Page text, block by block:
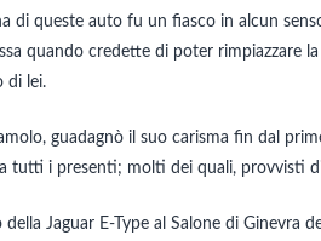
di queste auto fu un fiasco in alcun
quando credette di poter rimpiazzare
di lei.
guadagnò il suo carisma fin dal
tutti i presenti; molti dei quali, provvisti
della Jaguar E-Type al Salone di Ginevra